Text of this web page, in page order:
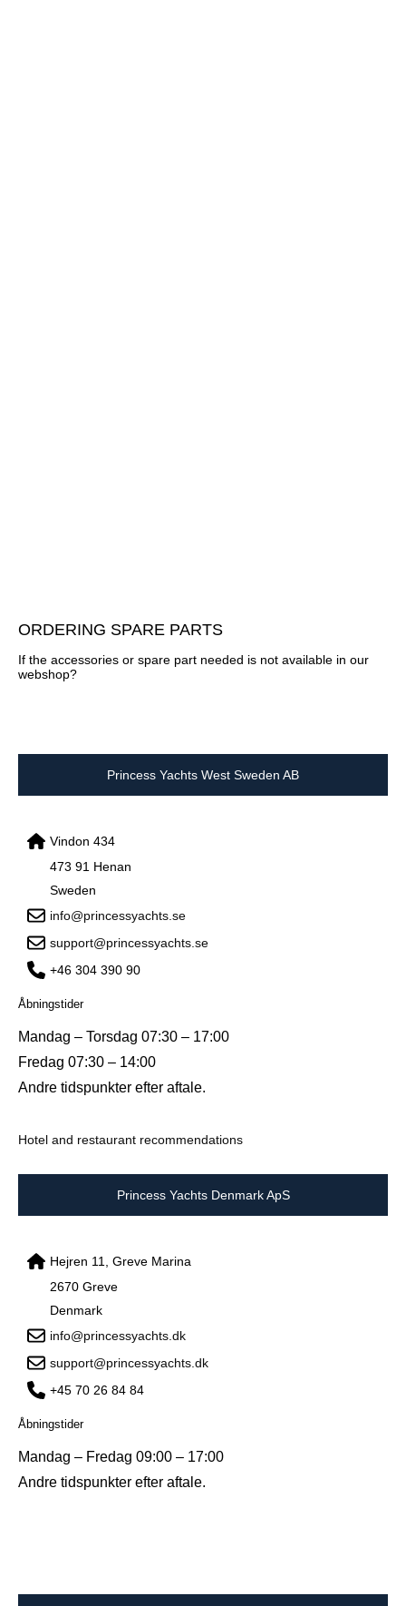
ORDERING SPARE PARTS
If the accessories or spare part needed is not available in our
webshop?
Princess Yachts West Sweden AB
Vindon 434
473 91 Henan
Sweden
info@princessyachts.se
support@princessyachts.se
+46 304 390 90
Åbningstider
Mandag – Torsdag 07:30 – 17:00
Fredag 07:30 – 14:00
Andre tidspunkter efter aftale.
Hotel and restaurant recommendations
Princess Yachts Denmark ApS
Hejren 11, Greve Marina
2670 Greve
Denmark
info@princessyachts.dk
support@princessyachts.dk
+45 70 26 84 84
Åbningstider
Mandag – Fredag 09:00 – 17:00
Andre tidspunkter efter aftale.